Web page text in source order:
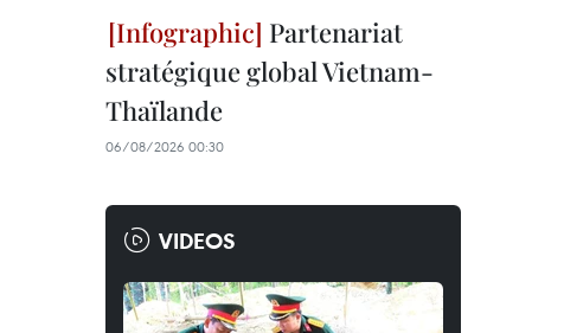
Partenariat
stratégique global Vietnam-
Thaïlande
06/08/2026 00:30
VIDEOS